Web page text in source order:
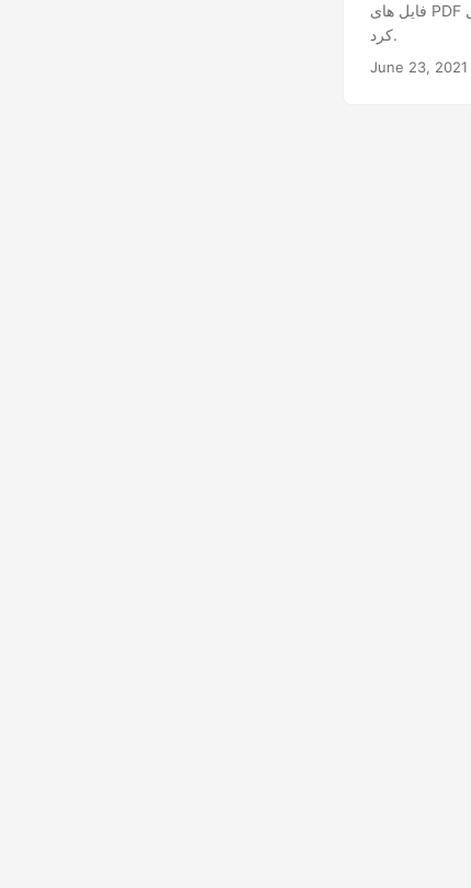
فایل های PDF تبدیل کنید. این مقاله بر نحوه تبدیل JPG به PDF با استفاده از REST API در Node.js تمرکز خواهد
کرد.
June 23, 2021